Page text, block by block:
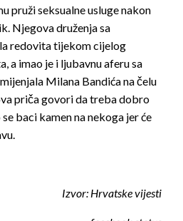
pruži seksualne usluge nakon
Njegova druženja sa
redovita tijekom cijelog
a imao je i ljubavnu aferu sa
Milana Bandića na čelu
priča govori da treba dobro
baci kamen na nekoga jer će
Izvor: Hrvatske vijesti